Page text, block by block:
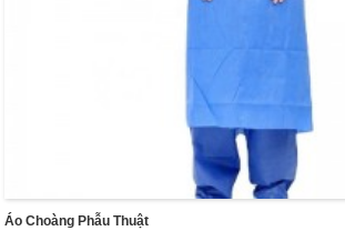
Áo Choàng Phẫu Thuật